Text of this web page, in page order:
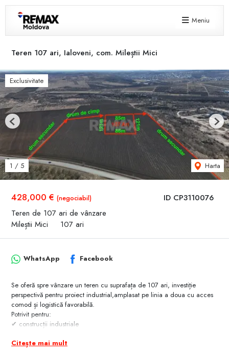
Meniu
Teren 107 ari, Ialoveni, com. Mileștii Mici
ID CP3110076
428,000 € (negociabil)
Teren de 107 ari de vânzare
Mileștii Mici
107 ari
Exclusivitate
1 / 5 Harta
Previous Next
WhatsApp Facebook
Se oferă spre vânzare un teren cu suprafața de 107 ari, investiție
perspectivă pentru proiect industrial,amplasat pe linia a doua cu acces
comod și logistică favorabilă.
Potrivit pentru:
✔ construcții industriale
✔ complexe agro-industriale
Citește mai mult